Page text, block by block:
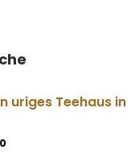
uriges Teehaus in